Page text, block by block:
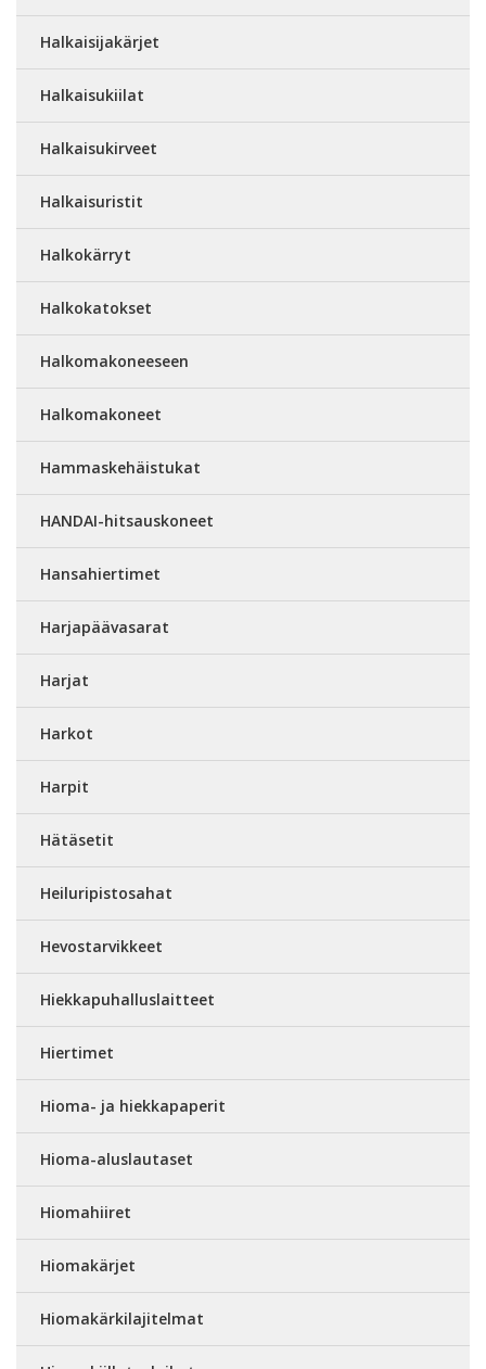
Halkaisijakärjet
Halkaisukiilat
Halkaisukirveet
Halkaisuristit
Halkokärryt
Halkokatokset
Halkomakoneeseen
Halkomakoneet
Hammaskehäistukat
HANDAI-hitsauskoneet
Hansahiertimet
Harjapäävasarat
Harjat
Harkot
Harpit
Hätäsetit
Heiluripistosahat
Hevostarvikkeet
Hiekkapuhalluslaitteet
Hiertimet
Hioma- ja hiekkapaperit
Hioma-aluslautaset
Hiomahiiret
Hiomakärjet
Hiomakärkilajitelmat